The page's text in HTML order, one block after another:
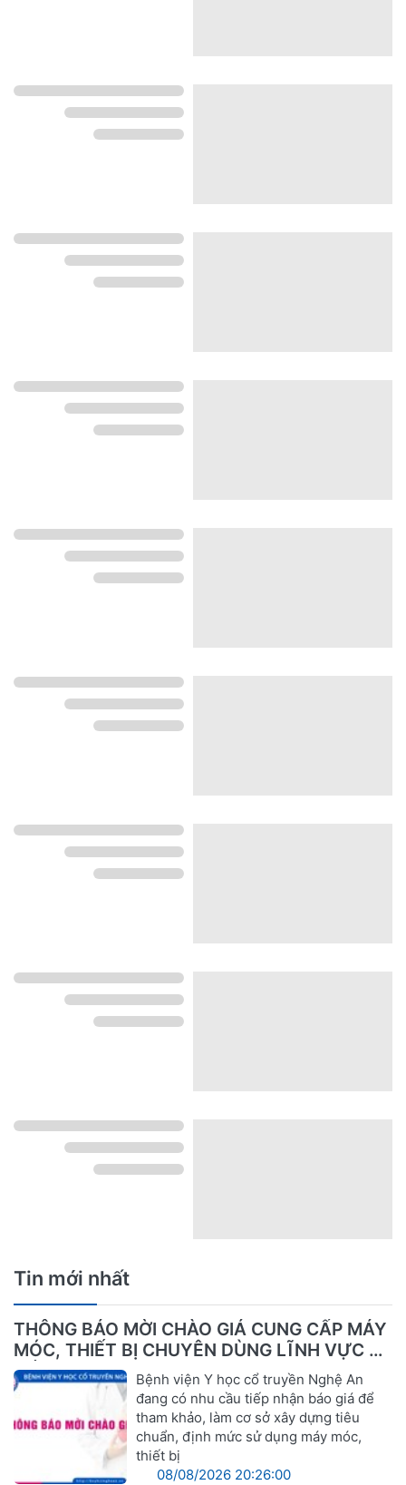
Tin mới nhất
THÔNG BÁO MỜI CHÀO GIÁ CUNG CẤP MÁY
MÓC, THIẾT BỊ CHUYÊN DÙNG LĨNH VỰC Y
TẾ
Bệnh viện Y học cổ truyền Nghệ An
đang có nhu cầu tiếp nhận báo giá để
tham khảo, làm cơ sở xây dựng tiêu
chuẩn, định mức sử dụng máy móc,
thiết bị
08/08/2026 20:26:00